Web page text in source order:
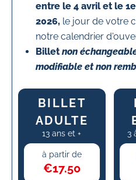
entre le 4 avril et le
2026, le jour de votre
notre calendrier
​Billetnon
modifiable et non
BILLET
ADULTE
13 ans et +
à partir de
Prix de l'offre: 17.50
€17.50
3